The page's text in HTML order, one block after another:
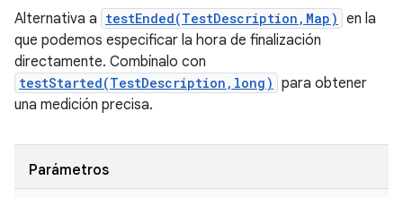
Alternativa a testEnded(TestDescription,Map) en la
que podemos especificar la hora de finalización
directamente. Combínalo con
testStarted(TestDescription,long) para obtener
una medición precisa.
Parámetros